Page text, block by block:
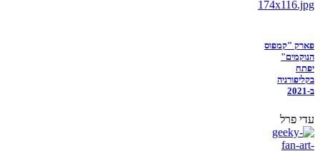
פארק "קמפוס
הנוקמים"
יפתח
בקליפורניה
ב-2021
עדי פרל